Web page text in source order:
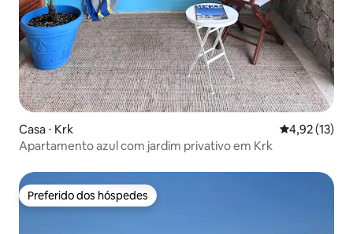
Casa ⋅ Krk 4,92 de uma
4,92 (13)
Apartamento azul com jardim privativo em Krk
Preferido dos hóspedes
Preferido dos hóspedes